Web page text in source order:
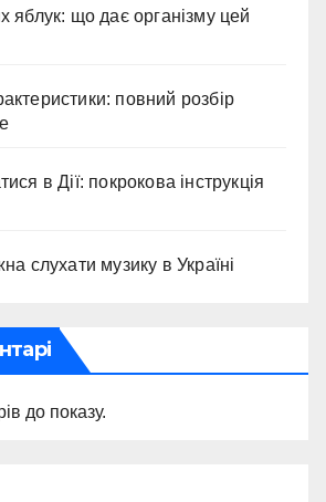
яблук: що дає організму цей
повний розбір
в Дії: покрокова інструкція
слухати музику в Україні
до показу.